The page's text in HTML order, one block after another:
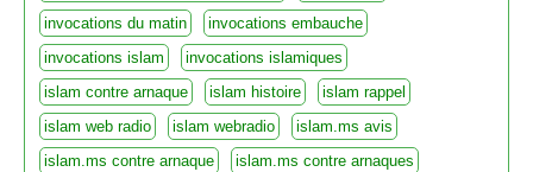
invocations du matin
invocations embauche
invocations islam
invocations islamiques
islam contre arnaque
islam histoire
islam rappel
islam web radio
islam webradio
islam.ms avis
islam.ms contre arnaque
islam.ms contre arnaques